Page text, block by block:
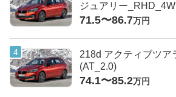
ジュアリー
71.5〜86.7万円
218d アクティブツア
(AT_2.0)
74.1〜85.2万円